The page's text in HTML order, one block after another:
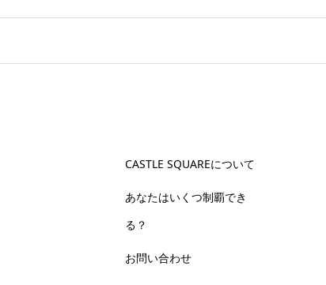
CASTLE SQUAREについて
あなたはいくつ制覇でき
る？
お問い合わせ